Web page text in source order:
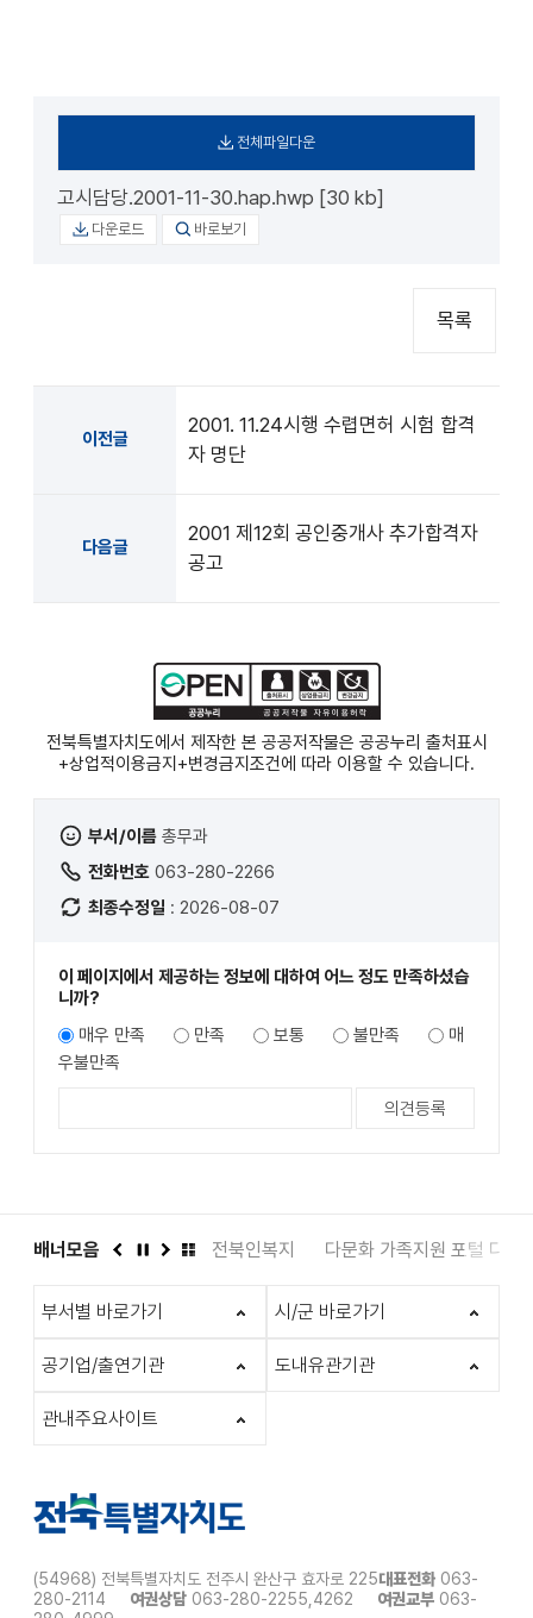
전체파일다운
고시담당.2001-11-30.hap.hwp [30 kb]
다운로드 바로보기
목록
이전글
2001. 11.24시행 수렵면허 시험 합격
자 명단
다음글
2001 제12회 공인중개사 추가합격자
공고
전북특별자치도에서 제작한 본 공공저작물은 공공누리 출처표시
+상업적이용금지+변경금지 조건에 따라 이용할 수 있습니다.
부서/이름 총무과
전화번호 063-280-2266
최종수정일 : 2026-08-07
이 페이지에서 제공하는 정보에 대하여 어느 정도 만족하셨습
니까?
매우 만족
만족 보통 불만족
매
우불만족
배너모음
서관 인권상담 1331 전북인복지 다문화 가족지원 포털 다누
부서별 바로가기 시/군 바로가기
공기업/출연기관 도내유관기관
관내주요사이트
(54968) 전북특별자치도 전주시 완산구 효자로 225대표전화 063-
280-2114
여권상담 063-280-2255,4262 여권교부 063-